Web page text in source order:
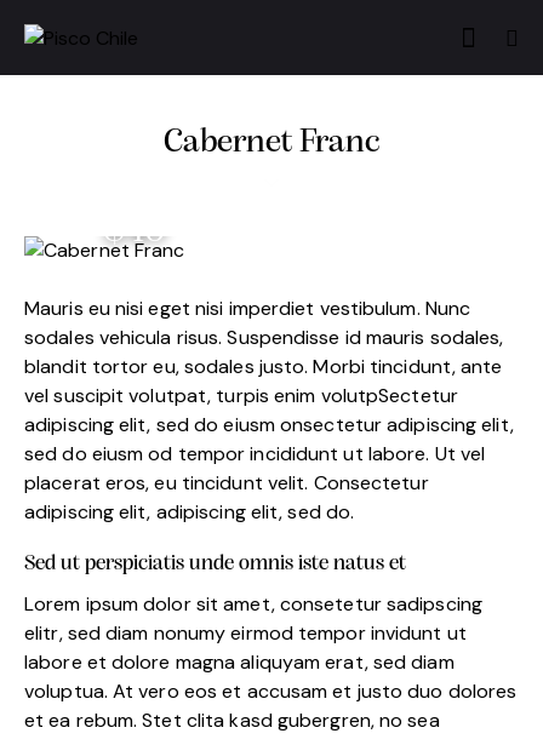
Cabernet Franc
$40
Mauris eu nisi eget nisi imperdiet vestibulum. Nunc
sodales vehicula risus. Suspendisse id mauris sodales,
blandit tortor eu, sodales justo. Morbi tincidunt, ante
vel suscipit volutpat, turpis enim volutpSectetur
adipiscing elit, sed do eiusm onsectetur adipiscing elit,
sed do eiusm od tempor incididunt ut labore. Ut vel
placerat eros, eu tincidunt velit. Consectetur
adipiscing elit, adipiscing elit, sed do.
Sed ut perspiciatis unde omnis iste natus et
Lorem ipsum dolor sit amet, consetetur sadipscing
elitr, sed diam nonumy eirmod tempor invidunt ut
labore et dolore magna aliquyam erat, sed diam
voluptua. At vero eos et accusam et justo duo dolores
et ea rebum. Stet clita kasd gubergren, no sea